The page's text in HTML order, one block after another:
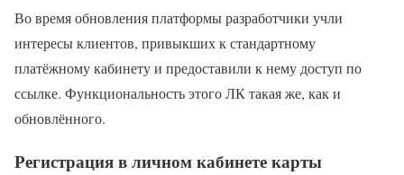
Во время обновления платформы разработчики учли
интересы клиентов, привыкших к стандартному
платёжному кабинету и предоставили к нему доступ по
ссылке. Функциональность этого ЛК такая же, как и
обновлённого.
Регистрация в личном кабинете карты